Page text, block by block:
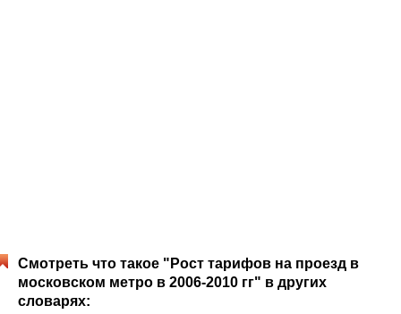
Смотреть что такое "Рост тарифов на проезд в
московском метро в 2006-2010 гг" в других
словарях: